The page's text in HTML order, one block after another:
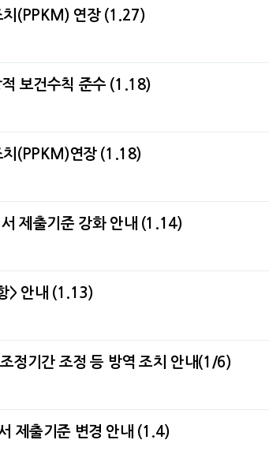
치(PPKM) 연장 (1.27)
보건수칙 준수 (1.18)
치(PPKM)연장 (1.18)
제출기준 강화 안내 (1.14)
> 안내 (1.13)
정기간 조정 등 방역 조치 안내(1/6)
제출기준 변경 안내 (1.4)